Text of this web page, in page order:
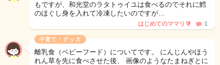
もですが、和光堂のラタトゥイユは食べるのでそれに鱈
のほぐし身を入れて冷凍したいのですが…
はじめてのママリ🔰 1
子育て・グッズ
離乳食（ベビーフード）についてです。 にんじんやほう
れん草を先に食べさせた後、 画像のようなたまねぎとに